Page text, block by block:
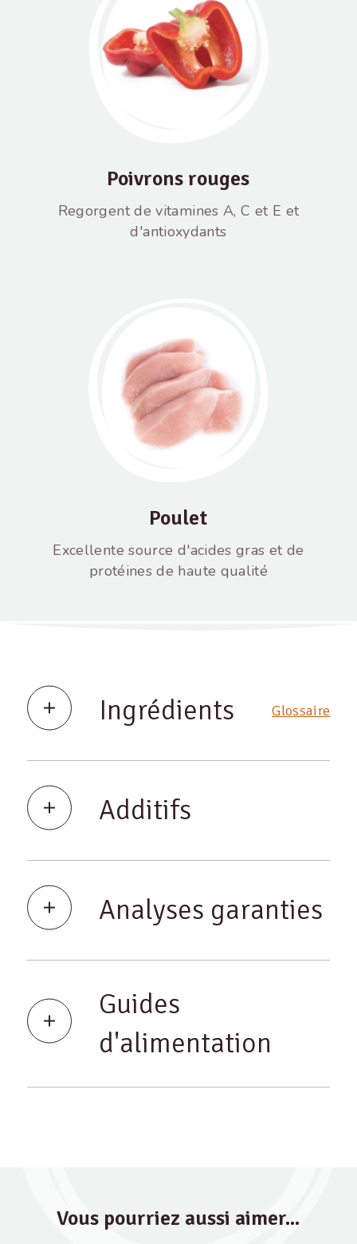
Poivrons rouges
Regorgent de vitamines A, C et E et
d'antioxydants
Poulet
Excellente source d'acides gras et de
protéines de haute qualité
Ingrédients Glossaire
Additifs
Analyses garanties
Guides
d'alimentation
Vous pourriez aussi aimer...